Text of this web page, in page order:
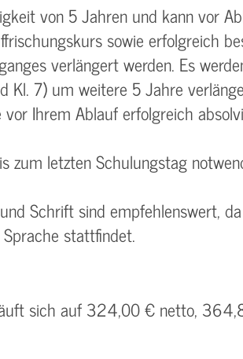
von 5 Jahren und kann vor
sowie erfolgreich
verlängert werden. Es
Kl. 7) um weitere 5 Jahre
Ihrem Ablauf erfolgreich
zum letzten Schulungstag
Schrift sind empfehlenswert,
stattfindet.
sich auf 324,00 € netto,